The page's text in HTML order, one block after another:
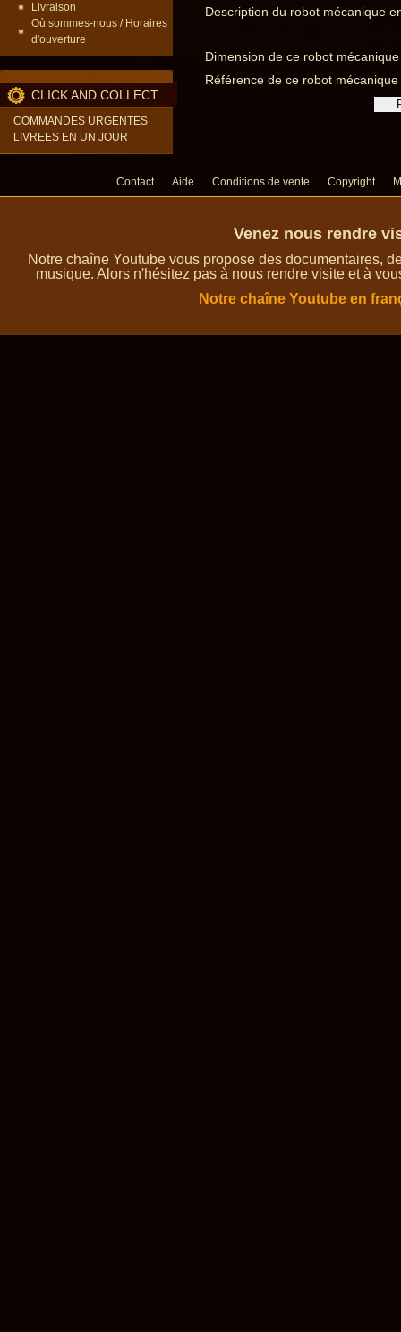
Livraison
Où sommes-nous / Horaires
d'ouverture
CLICK AND COLLECT
COMMANDES URGENTES
LIVREES EN UN JOUR
Description du robot mécanique
Dimension de ce robot
Référence de ce robot
Contact Aide Conditions de vente Copyright
Venez nous rendre
Notre chaîne Youtube vous propose des documentaires,
musique. Alors n'hésitez pas à nous rendre visite et à
Notre chaîne Youtube en